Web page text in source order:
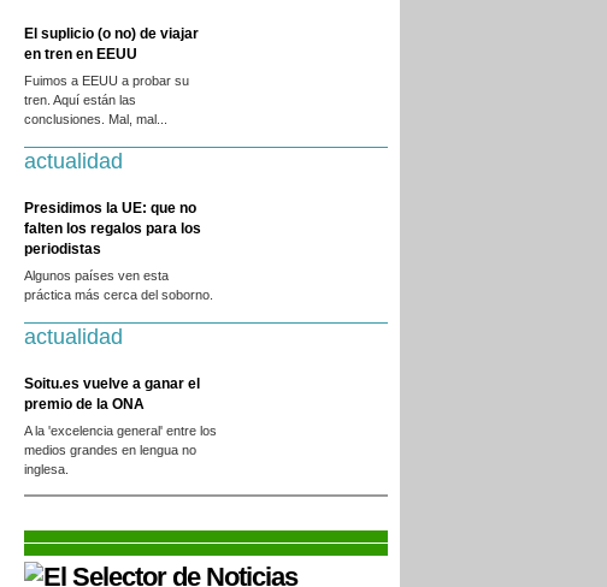
El suplicio (o no) de viajar
en tren en EEUU
Fuimos a EEUU a probar su
tren. Aquí están las
conclusiones. Mal, mal...
actualidad
Presidimos la UE: que no
falten los regalos para los
periodistas
Algunos países ven esta
práctica más cerca del soborno.
actualidad
Soitu.es vuelve a ganar el
premio de la ONA
A la 'excelencia general' entre los
medios grandes en lengua no
inglesa.